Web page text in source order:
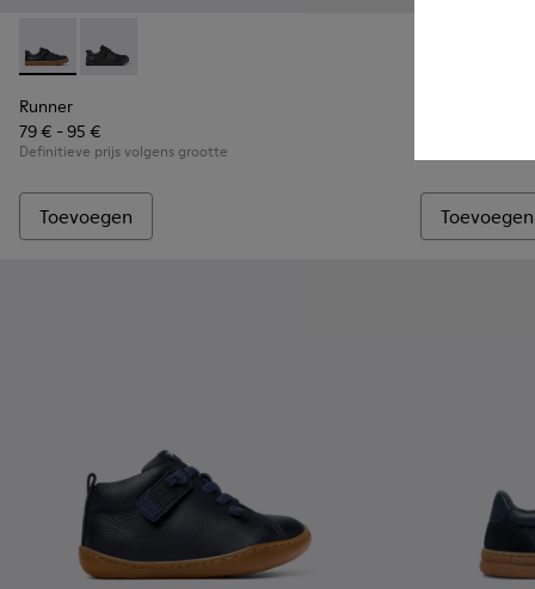
Runner - K800319-006 - Blauwe sneakers van leer en textiel
Runner - K800319-001
Runner
79 € - 95 €
Definitieve prijs volgens grootte
Toevoegen
Twins -
Toevoegen